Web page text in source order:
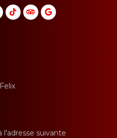
l'adresse suivante